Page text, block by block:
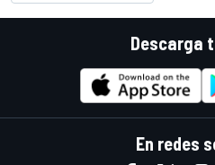
Descarga
En redes